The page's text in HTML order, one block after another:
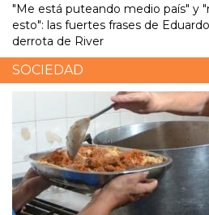
"Me está puteando medio país" y
esto": las fuertes frases de
derrota de River
SOCIEDAD